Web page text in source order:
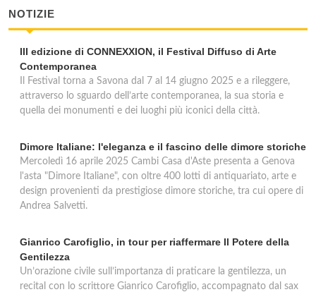
NOTIZIE
III edizione di CONNEXXION, il Festival Diffuso di Arte
Contemporanea
Il Festival torna a Savona dal 7 al 14 giugno 2025 e a rileggere,
attraverso lo sguardo dell’arte contemporanea, la sua storia e
quella dei monumenti e dei luoghi più iconici della città.
Dimore Italiane: l'eleganza e il fascino delle dimore storiche
Mercoledì 16 aprile 2025 Cambi Casa d'Aste presenta a Genova
l'asta "Dimore Italiane", con oltre 400 lotti di antiquariato, arte e
design provenienti da prestigiose dimore storiche, tra cui opere di
Andrea Salvetti.
Gianrico Carofiglio, in tour per riaffermare Il Potere della
Gentilezza
Un’orazione civile sull’importanza di praticare la gentilezza, un
recital con lo scrittore Gianrico Carofiglio, accompagnato dal sax